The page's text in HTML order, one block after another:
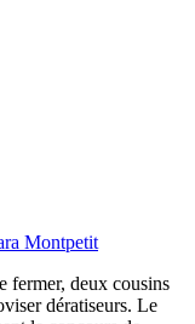
Montpetit
fermer, deux cousins
dératiseurs. Le